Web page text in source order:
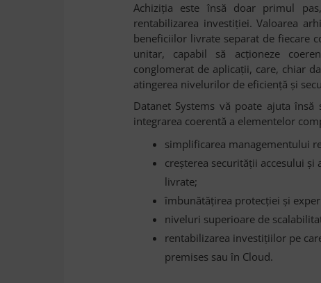
Achiziția este însă doar primul
rentabilizarea investiției. Valoarea
beneficiilor livrate separat de fiecare
unitar, capabil să acționeze
conglomerat de aplicații, care, chiar
atingerea nivelurilor de eficiență și
Datanet Systems vă poate ajuta
integrarea coerentă a elementelor
simplificarea managementului
creșterea securității accesului
livrate;
îmbunătățirea protecției și
niveluri superioare de
rentabilizarea investițiilor pe
premises sau în Cloud.